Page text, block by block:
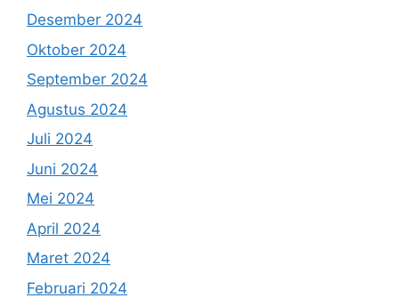
Desember 2024
Oktober 2024
September 2024
Agustus 2024
Juli 2024
Juni 2024
Mei 2024
April 2024
Maret 2024
Februari 2024